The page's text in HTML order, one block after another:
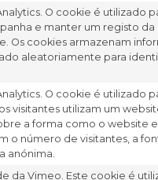
O cookie é utilizado
e manter um registo da
Os cookies armazenam
aleatoriamente para
O cookie é utilizado
visitantes utilizam um
a forma como o website
o número de visitantes, a
anónima.
da Vimeo. Este cookie é